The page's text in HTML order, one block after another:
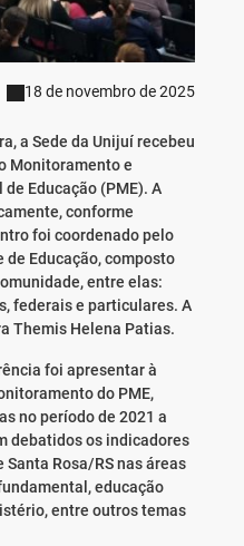
18 de novembro de 2025
a Sede da Unijuí recebeu
Monitoramento e
Educação (PME). A
conforme
foi coordenado pelo
Educação, composto
entre elas:
federais e particulares. A
Themis Helena Patias.
foi apresentar à
do PME,
no período de 2021 a
debatidos os indicadores
Rosa/RS nas áreas
educação
entre outros temas